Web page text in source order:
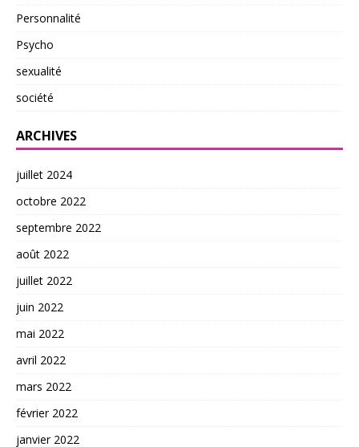
Personnalité
Psycho
sexualité
société
ARCHIVES
juillet 2024
octobre 2022
septembre 2022
août 2022
juillet 2022
juin 2022
mai 2022
avril 2022
mars 2022
février 2022
janvier 2022